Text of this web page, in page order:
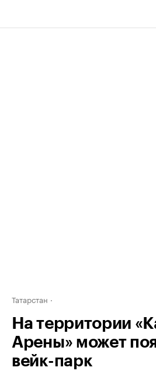
Татарстан
На территории
Арены» может
вейк-парк